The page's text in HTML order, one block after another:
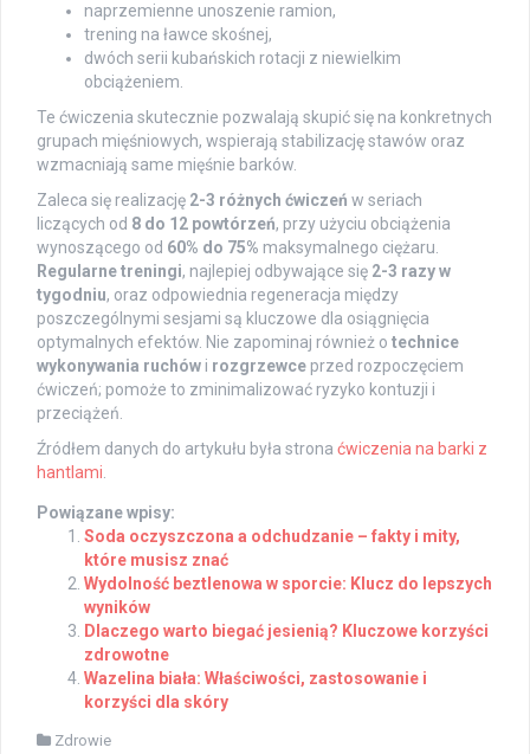
naprzemienne unoszenie ramion,
trening na ławce skośnej,
dwóch serii kubańskich rotacji z niewielkim
obciążeniem.
Te ćwiczenia skutecznie pozwalają skupić się na konkretnych
grupach mięśniowych, wspierają stabilizację stawów oraz
wzmacniają same mięśnie barków.
Zaleca się realizację 2-3 różnych ćwiczeń w seriach
liczących od 8 do 12 powtórzeń, przy użyciu obciążenia
wynoszącego od 60% do 75% maksymalnego ciężaru.
Regularne treningi, najlepiej odbywające się 2-3 razy w
tygodniu, oraz odpowiednia regeneracja między
poszczególnymi sesjami są kluczowe dla osiągnięcia
optymalnych efektów. Nie zapominaj również o technice
wykonywania ruchów i rozgrzewce przed rozpoczęciem
ćwiczeń; pomoże to zminimalizować ryzyko kontuzji i
przeciążeń.
Źródłem danych do artykułu była strona ćwiczenia na barki z
hantlami.
Powiązane wpisy:
Soda oczyszczona a odchudzanie – fakty i mity,
które musisz znać
Wydolność beztlenowa w sporcie: Klucz do lepszych
wyników
Dlaczego warto biegać jesienią? Kluczowe korzyści
zdrowotne
Wazelina biała: Właściwości, zastosowanie i
korzyści dla skóry
Zdrowie